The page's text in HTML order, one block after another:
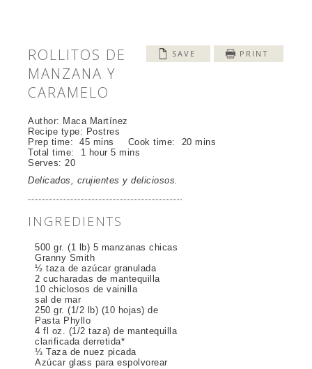
SAVE PRINT
ROLLITOS DE
MANZANA Y
CARAMELO
Author: Maca Martínez
Recipe type: Postres
Prep time:45 mins Cook time: 20 mins
Total time: 1 hour 5 mins
Serves:20
Delicados, crujientes y deliciosos.
INGREDIENTS
500 gr. (1 lb) 5 manzanas chicas
Granny Smith
½ taza de azúcar granulada
2 cucharadas de mantequilla
10 chiclosos de vainilla
sal de mar
250 gr. (1/2 lb) (10 hojas) de
Pasta Phyllo
4 fl oz. (1/2 taza) de mantequilla
clarificada derretida*
⅓ Taza de nuez picada
Azúcar glass para espolvorear